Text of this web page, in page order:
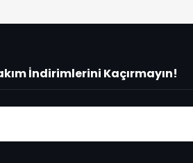
İndirimlerini Kaçırmayın!